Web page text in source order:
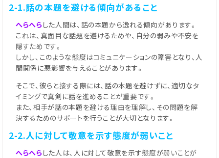
2-1.話の本題を避ける傾向があること
へらへら した人間は、話の本題から逸れる傾向があります。
これは、真面目な話題を避けるためや、自分の弱みや不安を
隠すためです。
しかし、このような態度はコミュニケーションの障害となり、人
間関係に悪影響を与えることがあります。
そこで、彼らと接する際には、話の本題を避けずに、適切なタ
イミングで真剣に話を進めることが重要です。
また、相手が話の本題を避ける理由を理解し、その問題を解
決するためのサポートを行うことが大切となります。
2-2.人に対して敬意を示す態度が弱いこと
へらへら した人は、人に対して敬意を示す態度が弱いことが